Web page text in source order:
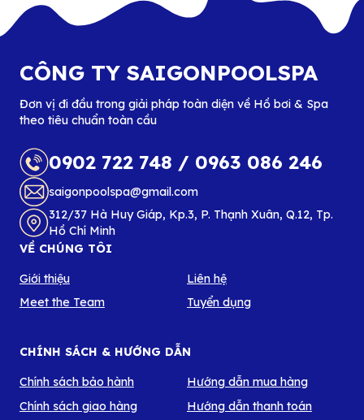
CÔNG TY SAIGONPOOLSPA
Đơn vị đi đầu trong giải pháp toàn diện về Hồ bơi & Spa
theo tiêu chuẩn toàn cầu
0902 722 748 / 0963 086 246
saigonpoolspa@gmail.com
312/37 Hà Huy Giáp, Kp.3, P. Thạnh Xuân, Q.12, Tp.
Hồ Chí Minh
VỀ CHÚNG TÔI
Giới thiệu
Meet the Team
Liên hệ
Tuyển dụng
CHÍNH SÁCH & HƯỚNG DẪN
Chính sách bảo hành
Chính sách giao hàng
Hướng dẫn mua hàng
Hướng dẫn thanh toán